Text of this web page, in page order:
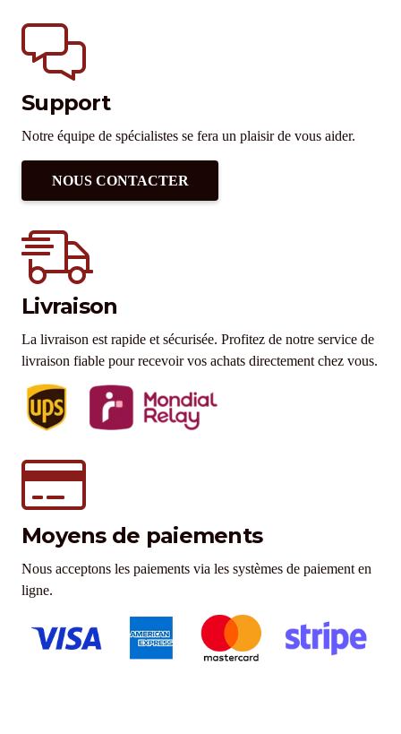
Support
Notre équipe de spécialistes se fera un plaisir de vous aider.
NOUS CONTACTER
Livraison
La livraison est rapide et sécurisée. Profitez de notre service de
livraison fiable pour recevoir vos achats directement chez vous.
Moyens de paiements
Nous acceptons les paiements via les systèmes de paiement en
ligne.